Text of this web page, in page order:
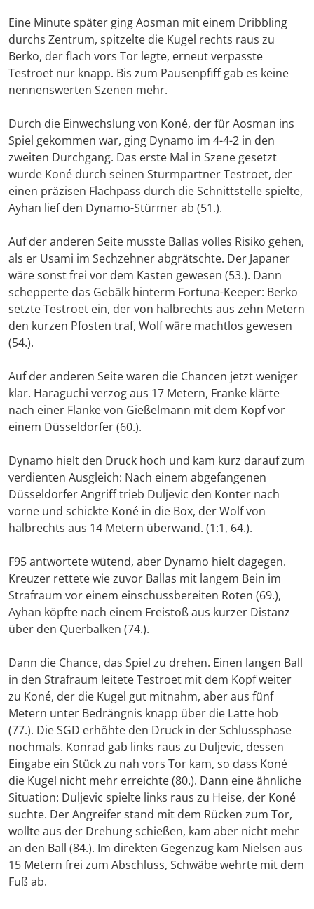
Eine Minute später ging Aosman mit einem Dribbling
durchs Zentrum, spitzelte die Kugel rechts raus zu
Berko, der flach vors Tor legte, erneut verpasste
Testroet nur knapp. Bis zum Pausenpfiff gab es keine
nennenswerten Szenen mehr.
Durch die Einwechslung von Koné, der für Aosman ins
Spiel gekommen war, ging Dynamo im 4-4-2 in den
zweiten Durchgang. Das erste Mal in Szene gesetzt
wurde Koné durch seinen Sturmpartner Testroet, der
einen präzisen Flachpass durch die Schnittstelle spielte,
Ayhan lief den Dynamo-Stürmer ab (51.).
Auf der anderen Seite musste Ballas volles Risiko gehen,
als er Usami im Sechzehner abgrätschte. Der Japaner
wäre sonst frei vor dem Kasten gewesen (53.). Dann
schepperte das Gebälk hinterm Fortuna-Keeper: Berko
setzte Testroet ein, der von halbrechts aus zehn Metern
den kurzen Pfosten traf, Wolf wäre machtlos gewesen
(54.).
Auf der anderen Seite waren die Chancen jetzt weniger
klar. Haraguchi verzog aus 17 Metern, Franke klärte
nach einer Flanke von Gießelmann mit dem Kopf vor
einem Düsseldorfer (60.).
Dynamo hielt den Druck hoch und kam kurz darauf zum
verdienten Ausgleich: Nach einem abgefangenen
Düsseldorfer Angriff trieb Duljevic den Konter nach
vorne und schickte Koné in die Box, der Wolf von
halbrechts aus 14 Metern überwand. (1:1, 64.).
F95 antwortete wütend, aber Dynamo hielt dagegen.
Kreuzer rettete wie zuvor Ballas mit langem Bein im
Strafraum vor einem einschussbereiten Roten (69.),
Ayhan köpfte nach einem Freistoß aus kurzer Distanz
über den Querbalken (74.).
Dann die Chance, das Spiel zu drehen. Einen langen Ball
in den Strafraum leitete Testroet mit dem Kopf weiter
zu Koné, der die Kugel gut mitnahm, aber aus fünf
Metern unter Bedrängnis knapp über die Latte hob
(77.). Die SGD erhöhte den Druck in der Schlussphase
nochmals. Konrad gab links raus zu Duljevic, dessen
Eingabe ein Stück zu nah vors Tor kam, so dass Koné
die Kugel nicht mehr erreichte (80.). Dann eine ähnliche
Situation: Duljevic spielte links raus zu Heise, der Koné
suchte. Der Angreifer stand mit dem Rücken zum Tor,
wollte aus der Drehung schießen, kam aber nicht mehr
an den Ball (84.). Im direkten Gegenzug kam Nielsen aus
15 Metern frei zum Abschluss, Schwäbe wehrte mit dem
Fuß ab.